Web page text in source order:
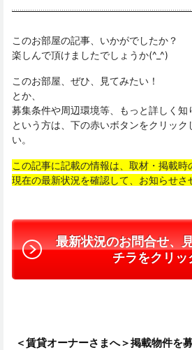
このお部屋の記事、いかがでしたか？
楽しんで頂けましたでしょうか(^_^)
このお部屋、ぜひ、見てみたい！
とか、
募集条件や周辺環境等、もっと詳しく知
という方は、下の赤いボタンをクリック
い。
この記事に記載の情報は、取材・掲載時
現在の最新状況を確認して、お知らせさ
最新状況のお問合せ、
チラをクリッ
＜賃貸オーナーさまへ＞掲載物件を